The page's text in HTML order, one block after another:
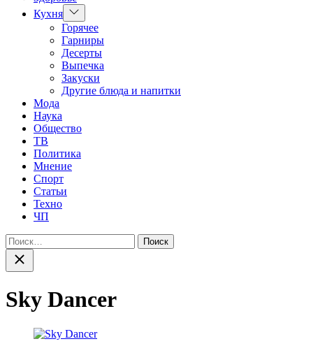
Кухня Показать
подменю
Горячее
Гарниры
Десерты
Выпечка
Закуски
Другие блюда и напитки
Мода
Наука
Общество
ТВ
Политика
Мнение
Спорт
Статьи
Техно
ЧП
Найти:
Закрыть
поиск
Sky Dancer